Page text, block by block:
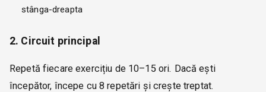
stânga-dreapta
2. Circuit principal
Repetă fiecare exercițiu de 10–15 ori. Dacă ești
începător, începe cu 8 repetări și crește treptat.